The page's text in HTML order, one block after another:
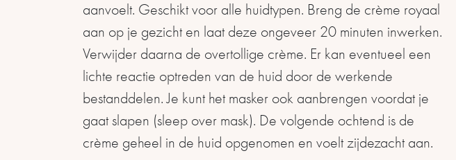
aanvoelt. Geschikt voor alle huidtypen. Breng de crème royaal
aan op je gezicht en laat deze ongeveer 20 minuten inwerken.
Verwijder daarna de overtollige crème. Er kan eventueel een
lichte reactie optreden van de huid door de werkende
bestanddelen. Je kunt het masker ook aanbrengen voordat je
gaat slapen (sleep over mask). De volgende ochtend is de
crème geheel in de huid opgenomen en voelt zijdezacht aan.